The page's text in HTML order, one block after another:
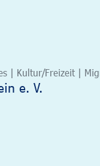
| Kultur/Freizeit |
e. V.